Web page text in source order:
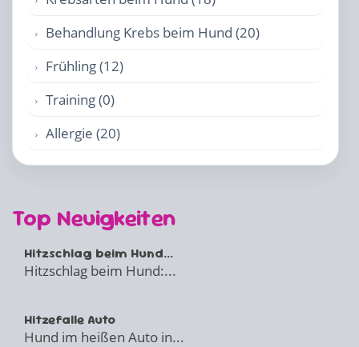
Behandlung Krebs beim Hund (20)
Frühling (12)
Training (0)
Allergie (20)
Top Neuigkeiten
Hitzschlag beim Hund...
Hitzschlag beim Hund:...
Hitzefalle Auto
Hund im heißen Auto in...